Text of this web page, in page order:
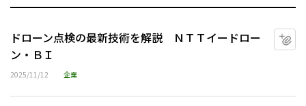
ドローン点検の最新技術を解説 ＮＴＴイードロー
ン・ＢＩ
2025/11/12 企業